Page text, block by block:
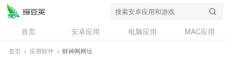
首页 安卓应用 电脑应用
MAC应用
资讯
专题
首页 > 应用软件 > 财神网网址